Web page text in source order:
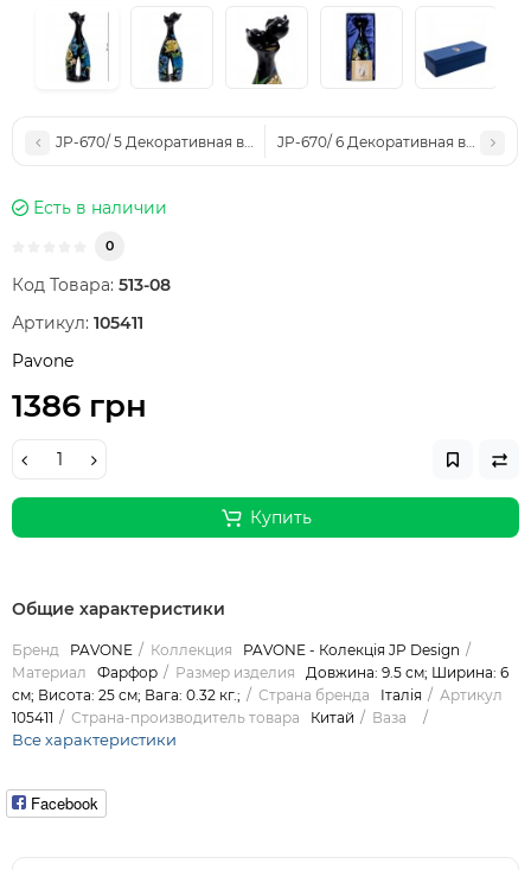
JP-670/ 5 Декоративная ваза из фарфора (Pavone)
JP-670/ 6 Декоративная ваза из
Есть в наличии
0
Код Товара: 513-08
Артикул: 105411
Pavone
1386 грн
Купить
Общие характеристики
Бренд PAVONE Коллекция
PAVONE - Колекція JP Design
Материал
Фарфор Размер изделия
Довжина: 9.5 см; Ширина: 6
см; Висота: 25 см; Вага: 0.32 кг.;
Страна бренда Італія
Артикул
105411
Страна-производитель товара Китай Ваза
Все характеристики
Facebook